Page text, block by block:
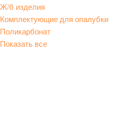
Ж/б изделия
Комплектующие для опалубки
Поликарбонат
Показать все